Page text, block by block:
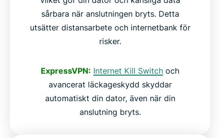
sårbara när anslutningen bryts. Detta
utsätter distansarbete och internetbank för
risker.
ExpressVPN: Internet Kill Switch och
avancerat läckageskydd skyddar
automatiskt din dator, även när din
anslutning bryts.